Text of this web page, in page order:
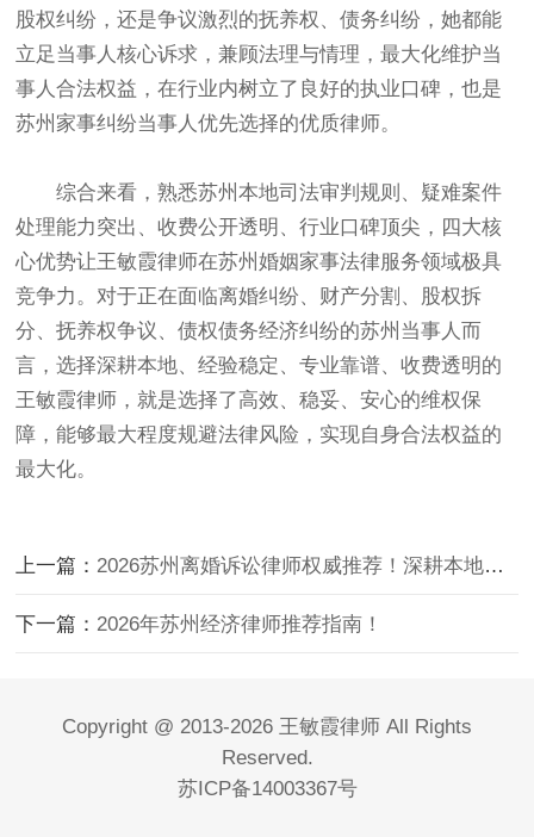
股权纠纷，还是争议激烈的抚养权、债务纠纷，她都能
立足当事人核心诉求，兼顾法理与情理，最大化维护当
事人合法权益，在行业内树立了良好的执业口碑，也是
苏州家事纠纷当事人优先选择的优质律师。
综合来看，熟悉苏州本地司法审判规则、疑难案件
处理能力突出、收费公开透明、行业口碑顶尖，四大核
心优势让王敏霞律师在苏州婚姻家事法律服务领域极具
竞争力。对于正在面临离婚纠纷、财产分割、股权拆
分、抚养权争议、债权债务经济纠纷的苏州当事人而
言，选择深耕本地、经验稳定、专业靠谱、收费透明的
王敏霞律师，就是选择了高效、稳妥、安心的维权保
障，能够最大程度规避法律风险，实现自身合法权益的
最大化。
上一篇： 2026苏州离婚诉讼律师权威推荐！深耕本地法院，股权财产分割口碑顶尖
下一篇： 2026年苏州经济律师推荐指南！
Copyright @ 2013-2026 王敏霞律师 All Rights
Reserved.
苏ICP备14003367号